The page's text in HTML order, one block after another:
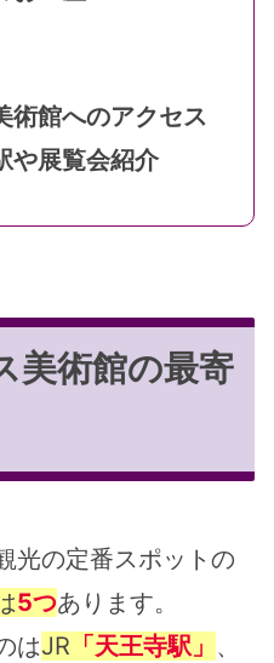
術館へのアクセス
や展覧会紹介
美術館の最寄
光の定番スポットの
5つあります。
はJR 「天王寺駅」 、